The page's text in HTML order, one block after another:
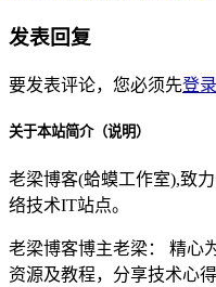
发表回复
要发表评论，您必须先登录
关于本站简介（说明）
老梁博客(蛤蟆工作室),致
络技术IT站点。
老梁博客博主老梁： 精心
资源及教程，分享技术心